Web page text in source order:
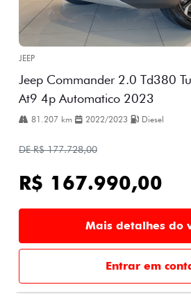
JEEP
Jeep Commander 2.0 Td380
At9 4p Automatico 2023
81.207 km 2022/2023 Diesel
DE R$ 177.728,00
R$ 167.990,00
Mais detalhes do
Entrar em